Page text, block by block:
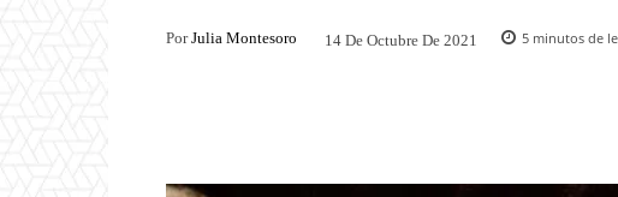
Por Julia Montesoro 14 De Octubre De 2021 5 minutos de